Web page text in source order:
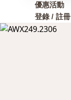
優惠活動
登錄 / 註冊